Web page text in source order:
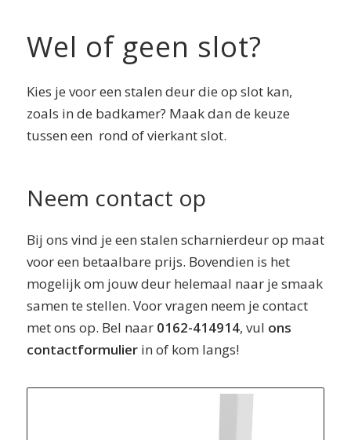
Wel of geen slot?
Kies je voor een stalen deur die op slot kan,
zoals in de badkamer? Maak dan de keuze
tussen een rond of vierkant slot.
Neem contact op
Bij ons vind je een stalen scharnierdeur op maat
voor een betaalbare prijs. Bovendien is het
mogelijk om jouw deur helemaal naar je smaak
samen te stellen. Voor vragen neem je contact
met ons op. Bel naar 0162-414914, vul ons
contactformulierin of kom langs!